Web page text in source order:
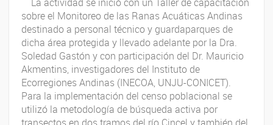
sobre el Monitoreo de las Ranas Acuáticas Andinas
destinado a personal técnico y guardaparques de
dicha área protegida y llevado adelante por la Dra.
Soledad Gastón y con participación del Dr. Mauricio
Akmentins, investigadores del Instituto de
Ecorregiones Andinas (INECOA, UNJU-CONICET).
Para la implementación del censo poblacional se
utilizó la metodología de búsqueda activa por